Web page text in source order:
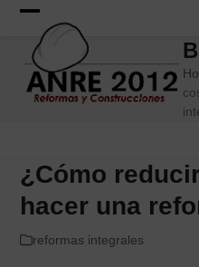
Skip
content
Open
mobile
menu
Close
mobile
menu
¿Cómo
hacer una
reformas integrales